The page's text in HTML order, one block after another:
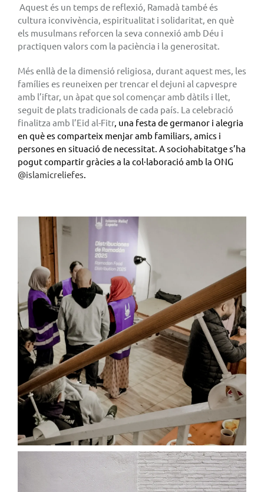
Aquest és un temps de reflexió, Ramadà també és
cultura iconvivència, espiritualitat i solidaritat, en què
els musulmans reforcen la seva connexió amb Déu i
practiquen valors com la paciència i la generositat.
Més enllà de la dimensió religiosa, durant aquest mes, les
famílies es reuneixen per trencar el dejuni al capvespre
amb l’iftar, un àpat que sol començar amb dàtils i llet,
seguit de plats tradicionals de cada país. La celebració
finalitza amb l’Eid al-Fitr, una festa de germanor i alegria
en què es comparteix menjar amb familiars, amics i
persones en situació de necessitat. A sociohabitatge s’ha
pogut compartir gràcies a la col·laboració amb la ONG
@islamicreliefes.